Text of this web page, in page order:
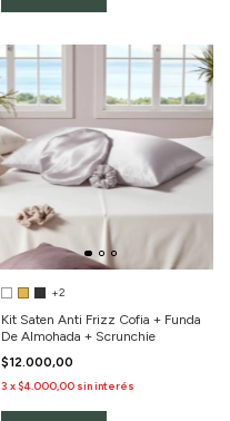
+2
Kit Saten Anti Frizz Cofia + Funda
De Almohada + Scrunchie
$12.000,00
3 x$4.000,00 sin interés